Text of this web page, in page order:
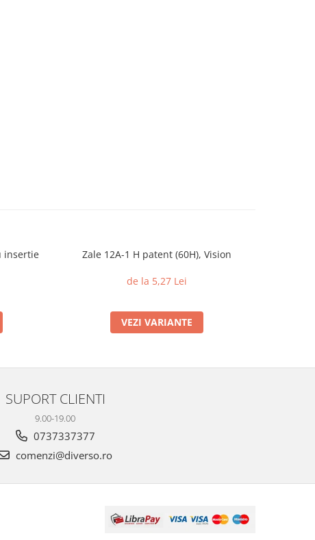
insertie
Zale 12A-1 H patent (60H), Vision
de la 5,27 Lei
VEZI VARIANTE
SUPORT CLIENTI
9.00-19.00
0737337377
comenzi@diverso.ro